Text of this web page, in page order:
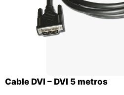
Cable DVI – DVI 5 metros